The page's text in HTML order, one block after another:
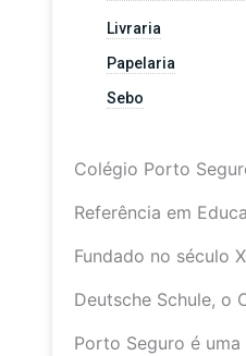
Livraria
Papelaria
Sebo
Colégio Porto
Referência em
Fundado no século
Deutsche Schule, o
Porto Seguro é